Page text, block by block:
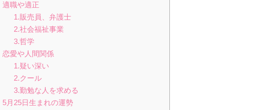
適職や適正
1.販売員、弁護士
2.社会福祉事業
3.哲学
恋愛や人間関係
1.疑い深い
2.クール
3.勤勉な人を求める
5月25日生まれの運勢